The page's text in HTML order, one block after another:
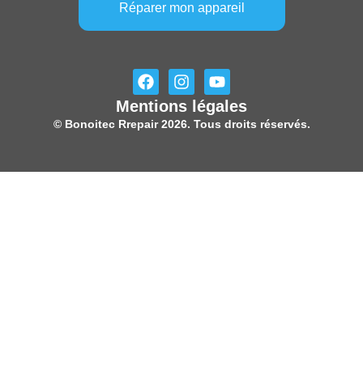
Réparer mon appareil
F
a
c
e
o
I
n
s
t
r
Y
o
u
t
e
Mentions légales
© Bonoitec Rrepair 2026. Tous droits réservés.